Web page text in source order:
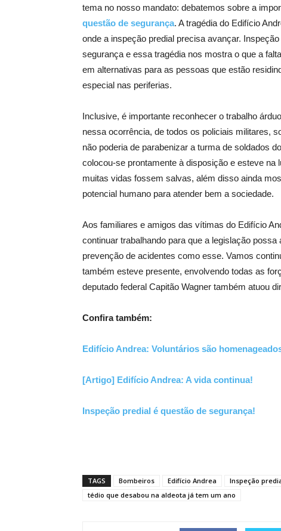
tema no nosso mandato: debatemos sobre a
questão de segurança. A tragédia do Edifício
onde a inspeção predial precisa avançar.
segurança e essa tragédia nos mostra o que a
em alternativas para as pessoas que estão
especial nas periferias.
Inclusive, é importante reconhecer o trabalho
nessa ocorrência, de todos os policiais militares,
não poderia de parabenizar a turma de soldados
colocou-se prontamente à disposição e esteve na
muitas vidas fossem salvas, além disso ainda
potencial humano para atender bem a sociedade.
Aos familiares e amigos das vítimas do Edifício
continuar trabalhando para que a legislação
prevenção de acidentes como esse. Vamos
também esteve presente, envolvendo todas as
deputado federal Capitão Wagner também atuou
Confira também:
Edifício Andrea: Voluntários são
[Artigo] Edifício Andrea: A vida continua!
Inspeção predial é questão de segurança!
TAGS Bombeiros Edifício Andrea Inspeção
tédio que desabou na aldeota já tem um ano